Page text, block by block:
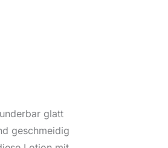
glatt
geschmeidig